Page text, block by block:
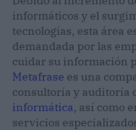
informáticos y el
tecnologías, esta área
demandada por las
cuidar su información
Metafrase es una
consultoría y auditoría
informática, así como
servicios